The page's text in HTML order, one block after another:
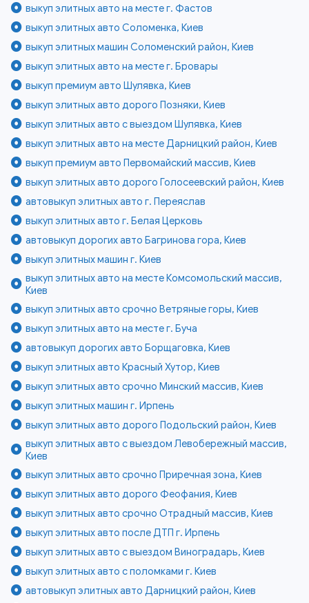
выкуп элитных авто на месте г. Фастов
выкуп элитных авто Соломенка, Киев
выкуп элитных машин Соломенский район, Киев
выкуп элитных авто на месте г. Бровары
выкуп премиум авто Шулявка, Киев
выкуп элитных авто дорого Позняки, Киев
выкуп элитных авто с выездом Шулявка, Киев
выкуп элитных авто на месте Дарницкий район, Киев
выкуп премиум авто Первомайский массив, Киев
выкуп элитных авто дорого Голосеевский район, Киев
автовыкуп элитных авто г. Переяслав
выкуп элитных авто г. Белая Церковь
автовыкуп дорогих авто Багринова гора, Киев
выкуп элитных машин г. Киев
выкуп элитных авто на месте Комсомольский массив,
Киев
выкуп элитных авто срочно Ветряные горы, Киев
выкуп элитных авто на месте г. Буча
автовыкуп дорогих авто Борщаговка, Киев
выкуп элитных авто Красный Хутор, Киев
выкуп элитных авто срочно Минский массив, Киев
выкуп элитных машин г. Ирпень
выкуп элитных авто дорого Подольский район, Киев
выкуп элитных авто с выездом Левобережный массив,
Киев
выкуп элитных авто срочно Приречная зона, Киев
выкуп элитных авто дорого Феофания, Киев
выкуп элитных авто срочно Отрадный массив, Киев
выкуп элитных авто после ДТП г. Ирпень
выкуп элитных авто с выездом Виноградарь, Киев
выкуп элитных авто с поломками г. Киев
автовыкуп элитных авто Дарницкий район, Киев